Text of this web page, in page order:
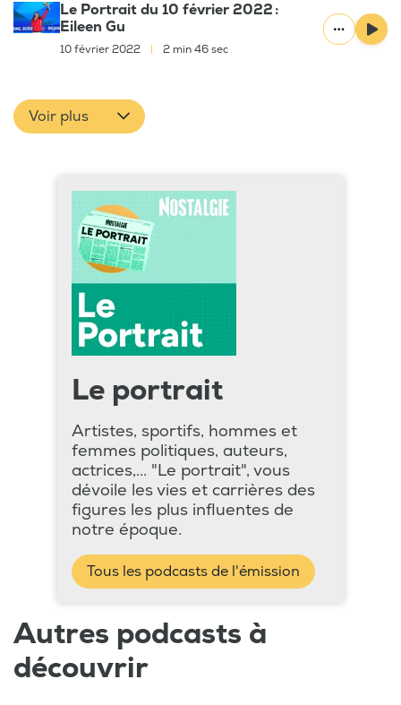
Le Portrait du 10 février 2022 :
Eileen Gu
10 février 2022 2 min 46 sec
Voir plus
Le portrait
Artistes, sportifs, hommes et
femmes politiques, auteurs,
actrices,... "Le portrait", vous
dévoile les vies et carrières des
figures les plus influentes de
notre époque.
Tous les podcasts de l'émission
Autres podcasts à
découvrir